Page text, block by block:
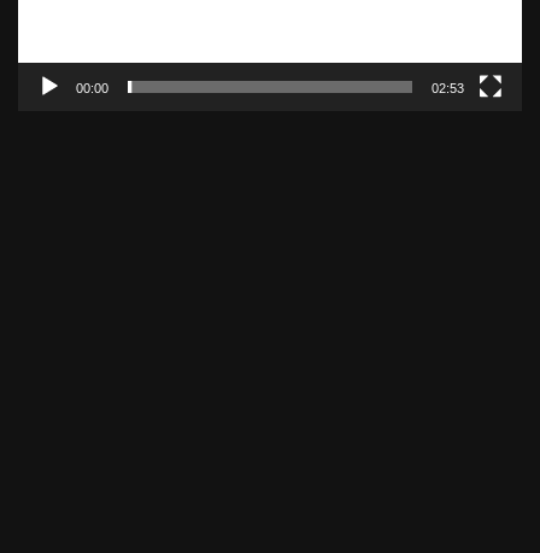
00:00 02:53